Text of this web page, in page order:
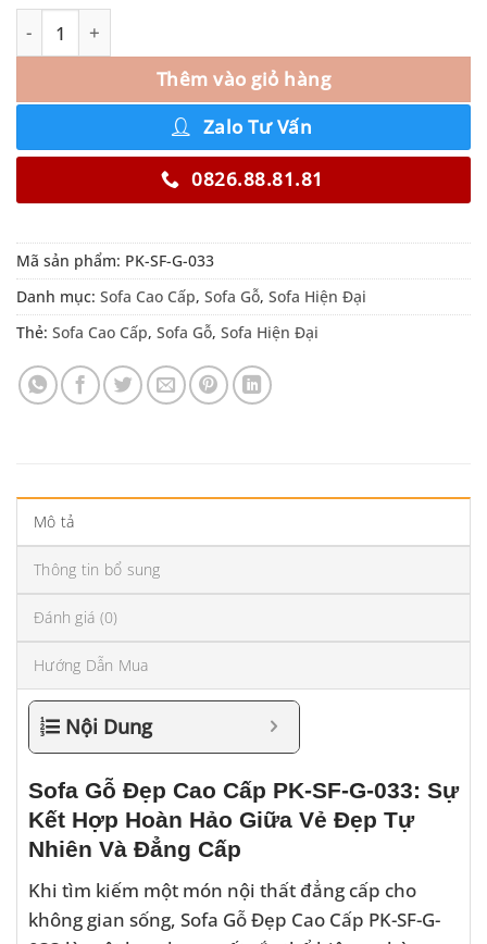
Thêm vào giỏ hàng
Zalo Tư Vấn
0826.88.81.81
Mã sản phẩm: PK-SF-G-033
Danh mục: Sofa Cao Cấp, Sofa Gỗ, Sofa Hiện Đại
Thẻ: Sofa Cao Cấp, Sofa Gỗ, Sofa Hiện Đại
Mô tả
Thông tin bổ sung
Đánh giá (0)
Hướng Dẫn Mua
Nội Dung
Sofa Gỗ Đẹp Cao Cấp PK-SF-G-033: Sự
Kết Hợp Hoàn Hảo Giữa Vẻ Đẹp Tự
Nhiên Và Đẳng Cấp
Khi tìm kiếm một món nội thất đẳng cấp cho
không gian sống, Sofa Gỗ Đẹp Cao Cấp PK-SF-G-